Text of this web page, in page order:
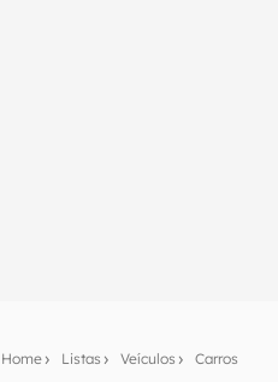
Home Listas Veículos Carros